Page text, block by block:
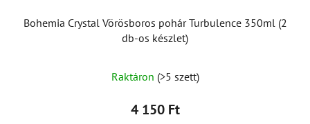
Bohemia Crystal Vörösboros pohár Turbulence 350ml (2
db-os készlet)
Raktáron (>5 szett)
4 150 Ft